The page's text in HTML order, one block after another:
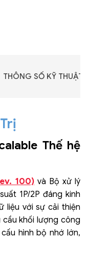
THÔNG SỐ KỸ THUẬT
Thế hệ
100) và Bộ xử lý
1P/2P đáng kinh
liệu với sự cải thiện
khối lượng công
hình bộ nhớ lớn,